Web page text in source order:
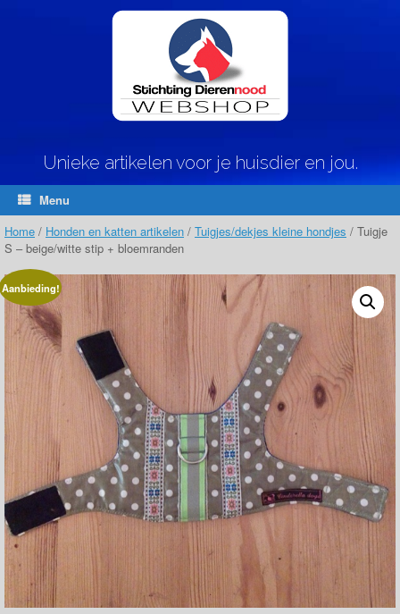
Unieke artikelen voor je huisdier en jou.
Menu
Home / Honden en katten artikelen / Tuigjes/dekjes kleine hondjes / Tuigje
S – beige/witte stip + bloemranden
Aanbieding!